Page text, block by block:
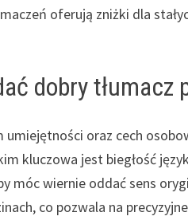
oferują zniżki dla
dobry tłumacz
umiejętności oraz cech
kluczowa jest biegłość
móc wiernie oddać sens
co pozwala na